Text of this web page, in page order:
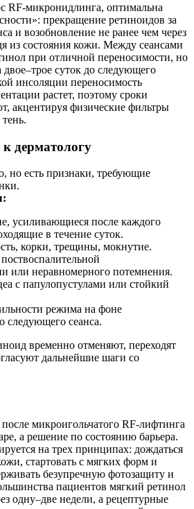
RF‑микронидлинга, оптимальна
прекращение ретиноидов за
и возобновление не ранее чем через
из состояния кожи. Между сеансами
при отличной переносимости, но
суток до следующего
инсоляции переносимость
растет, поэтому сроки
акцентируя физические фильтры
дерматологу
но есть признаки, требующие
усиливающиеся после каждого
в течение суток.
корки, трещины, мокнутие.
или неравномерного потемнения.
с папулопустулами или стойкий
режима на фоне
следующего сеанса.
временно отменяют, переходят
дальнейшие шаги со
микроигольчатого RF‑лифтинга
а решение по состоянию барьера.
на трех принципах: дождаться
стартовать с мягких форм и
безупречную фотозащиту и
пациентов мягкий ретинол
одну–две недели, а рецептурные